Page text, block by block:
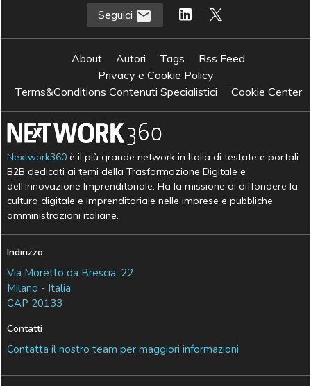
Seguici
About Autori Tags
Rss Feed
Privacy e Cookie Policy
Terms&Conditions Contenuti Specialistici
Cookie Center
Nextwork360 è il più grande network in Italia di testate e portali
B2B dedicati ai temi della Trasformazione Digitale e
dell’Innovazione Imprenditoriale. Ha la missione di diffondere la
cultura digitale e imprenditoriale nelle imprese e pubbliche
amministrazioni italiane.
Indirizzo
Via Moretto da Brescia, 22
Milano - Italia
CAP 20133
Contatti
Contatta il nostro team per maggiori informazioni